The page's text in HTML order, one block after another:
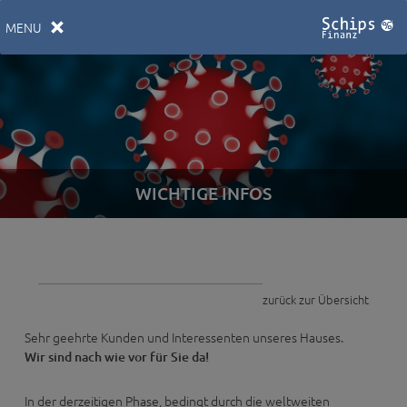
MENU
WICHTIGE INFOS
zurück zur Übersicht
Sehr geehrte Kunden und Interessenten unseres Hauses.
Wir sind nach wie vor für Sie da!
In der derzeitigen Phase, bedingt durch die weltweiten